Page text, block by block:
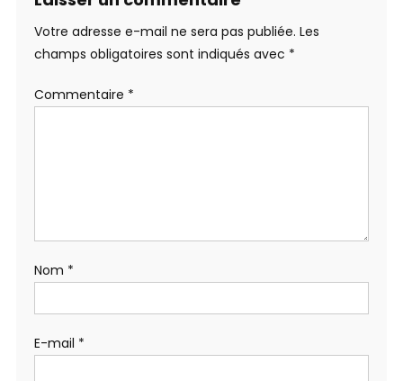
Votre adresse e-mail ne sera pas publiée. Les
champs obligatoires sont indiqués avec *
Commentaire *
Nom *
E-mail *